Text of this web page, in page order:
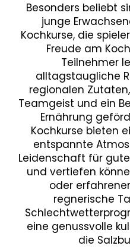
Besonders beliebt
junge
Kochkurse, die
Freude am
Teilnehmer
alltagstaugliche
regionalen
Teamgeist und ein
Ernährung
Kochkurse bieten
entspannte
Leidenschaft für
und vertiefen
oder
regnerische
eine genussvolle
die